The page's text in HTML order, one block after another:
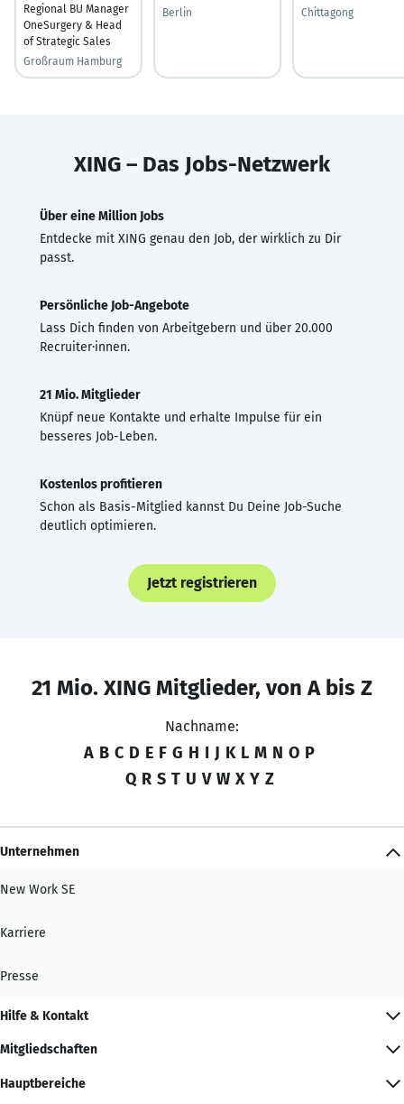
Regional BU Manager
OneSurgery & Head
of Strategic Sales
Großraum Hamburg
Berlin
Chittagong
XING – Das Jobs-Netzwerk
Über eine Million Jobs
Entdecke mit XING genau den Job, der wirklich zu Dir
passt.
Persönliche Job-Angebote
Lass Dich finden von Arbeitgebern und über 20.000
Recruiter·innen.
21 Mio. Mitglieder
Knüpf neue Kontakte und erhalte Impulse für ein
besseres Job-Leben.
Kostenlos profitieren
Schon als Basis-Mitglied kannst Du Deine Job-Suche
deutlich optimieren.
Jetzt registrieren
21 Mio. XING Mitglieder, von A bis Z
Nachname:
A B C D E F G H I J K L M N O P
Q R S T U V W X Y Z
Unternehmen
New Work SE
Karriere
Presse
Hilfe & Kontakt
Mitgliedschaften
Hauptbereiche